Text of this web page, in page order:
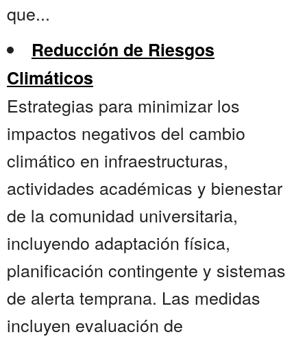
que...
Reducción de Riesgos
Climáticos
Estrategias para minimizar los
impactos negativos del cambio
climático en infraestructuras,
actividades académicas y bienestar
de la comunidad universitaria,
incluyendo adaptación física,
planificación contingente y sistemas
de alerta temprana. Las medidas
incluyen evaluación de